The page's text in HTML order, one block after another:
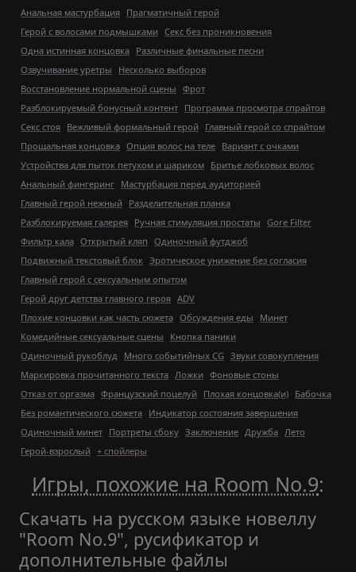
Анальная мастурбация Прагматичный герой
Герой с волосами подмышками Секс без проникновения
Одна истинная концовка Различные финальные песни
Озвучивание уретры
Несколько выборов
Восстановление нормальной сцены Фрот
Разблокируемый бонусный контент Программа просмотра спрайтов
Секс стоя Вежливый формальный герой Главный герой со спрайтом
Прощальная концовка Опция волос на теле Вариант с очками
Устройства для пыток петухом и шариком Бритье лобковых волос
Анальный фингеринг Мастурбация перед аудиторией
Главный герой нежный Разделительная планка
Разблокируемая галерея Ручная стимуляция простаты Gore Filter
Фильтр кала Открытый кляп Одиночный футджоб
Подвижный текстовый блок Эротическое унижение без согласия
Главный герой с сексуальным опытом
Герой друг детства главного героя ADV
Плохие концовки как часть сюжета Обсуждения еды
Минет
Комедийные сексуальные сцены
Кнопка паники
Одиночный рукоблуд Много событийных CG Звуки совокупления
Маркировка прочитанного текста Ложки Фоновые стоны
Отказ от оргазма Французский поцелуй Плохая концовка(и) Бабочка
Без романтического сюжета Индикатор состояния завершения
Одиночный минет Портреты сбоку Заключение Дружба Лето
Герой-взрослый + спойлеры
Игры, похожие на Room No.9:
Скачать на русском языке новеллу
"Room No.9", русификатор и
дополнительные файлы